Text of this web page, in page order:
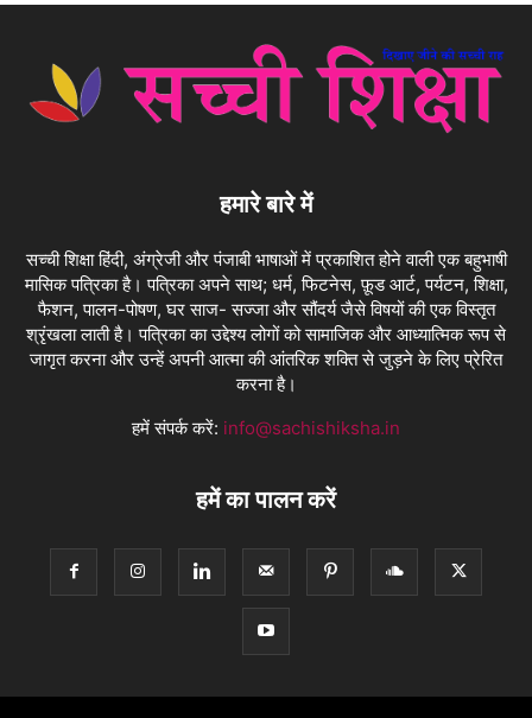
हमारे बारे में
सच्ची शिक्षा हिंदी, अंग्रेजी और पंजाबी भाषाओं में प्रकाशित होने वाली एक बहुभाषी
मासिक पत्रिका है। पत्रिका अपने साथ; धर्म, फिटनेस, फ़ूड आर्ट, पर्यटन, शिक्षा,
फैशन, पालन-पोषण, घर साज- सज्जा और सौंदर्य जैसे विषयों की एक विस्तृत
श्रृंखला लाती है। पत्रिका का उद्देश्य लोगों को सामाजिक और आध्यात्मिक रूप से
जागृत करना और उन्हें अपनी आत्मा की आंतरिक शक्ति से जुड़ने के लिए प्रेरित
करना है।
हमें संपर्क करें: info@sachishiksha.in
हमें का पालन करें